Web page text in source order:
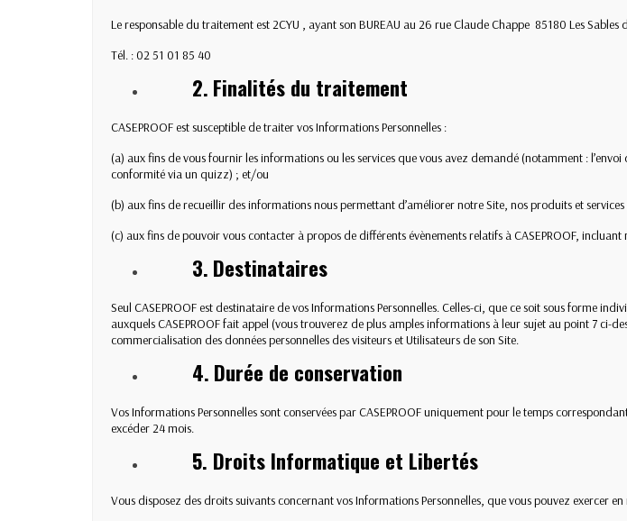
Le responsable du traitement est 2CYU , ayant son BUREAU au 26 rue Claude Chappe 85180 Les Sables
Tél. : 02 51 01 85 40
2. Finalités du traitement
CASEPROOF est susceptible de traiter vos Informations Personnelles :
(a) aux fins de vous fournir les informations ou les services que vous avez demandé (notamment :
conformité via un quizz) ; et/ou
(b) aux fins de recueillir des informations nous permettant d’améliorer notre Site, nos produits et
(c) aux fins de pouvoir vous contacter à propos de différents évènements relatifs à CASEPROOF,
3. Destinataires
Seul CASEPROOF est destinataire de vos Informations Personnelles. Celles-ci, que ce soit sous forme
auxquels CASEPROOF fait appel (vous trouverez de plus amples informations à leur sujet au point 7 ci-
commercialisation des données personnelles des visiteurs et Utilisateurs de son Site.
4. Durée de conservation
Vos Informations Personnelles sont conservées par CASEPROOF uniquement pour le temps
excéder 24 mois.
5. Droits Informatique et Libertés
Vous disposez des droits suivants concernant vos Informations Personnelles, que vous pouvez exercer